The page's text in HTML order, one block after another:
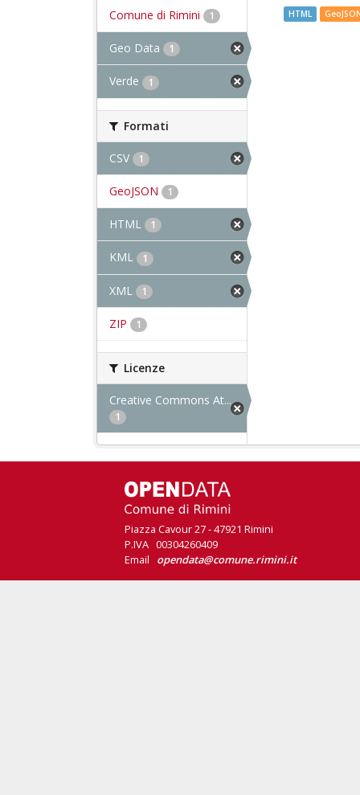
Comune di Rimini 1
Geo Data 1
Verde 1
Formati
CSV 1
GeoJSON 1
HTML 1
KML 1
XML 1
ZIP 1
Licenze
Creative Commons At...
1
HTML
Piazza Cavour 27 - 47921 Rimini
P.IVA 00304260409
Email opendata@comune.rimini.it